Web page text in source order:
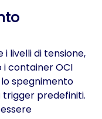
livelli di tensione,
container OCI
spegnimento
predefiniti.